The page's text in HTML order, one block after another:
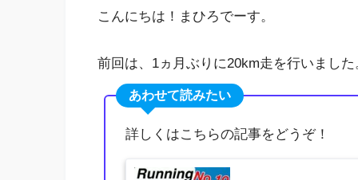
こんにちは！まひろでーす。
前回は、1ヵ月ぶりに20km走を行いました
あわせて読みたい
詳しくはこちらの記事をどうぞ！